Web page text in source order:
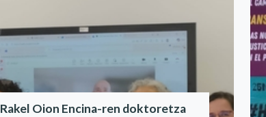
Rakel Oion Encina-ren doktoretza